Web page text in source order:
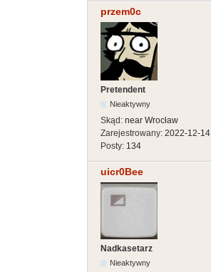
przem0c
Pretendent
Nieaktywny
Skąd: near Wrocław
Zarejestrowany: 2022-12-14
Posty: 134
uicr0Bee
Nadkasetarz
Nieaktywny